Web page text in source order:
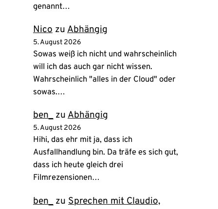
genannt…
Nico zu Abhängig
5. August 2026
Sowas weiß ich nicht und wahrscheinlich
will ich das auch gar nicht wissen.
Wahrscheinlich "alles in der Cloud" oder
sowas.…
ben_zu Abhängig
5. August 2026
Hihi, das ehr mit ja, dass ich
Ausfallhandlung bin. Da träfe es sich gut,
dass ich heute gleich drei
Filmrezensionen…
ben_ zu Sprechen mit Claudio,